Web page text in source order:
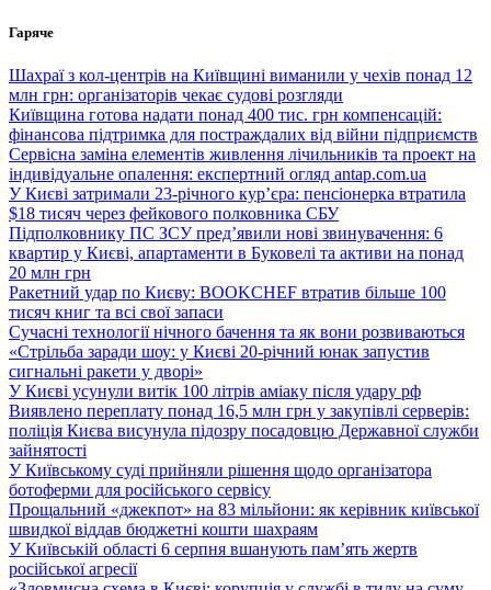
Перейти
вмісту
Гаряче
Шахраї з кол-центрів на Київщині виманили у чехів понад 12
млн грн: організаторів чекає судові розгляди
Київщина готова надати понад 400 тис. грн компенсацій:
фінансова підтримка для постраждалих від війни підприємств
Сервісна заміна елементів живлення лічильників та проект на
індивідуальне опалення: експертний огляд antap.com.ua
У Києві затримали 23-річного кур’єра: пенсіонерка втратила
$18 тисяч через фейкового полковника СБУ
Підполковнику ПС ЗСУ пред’явили нові звинувачення: 6
квартир у Києві, апартаменти в Буковелі та активи на понад
20 млн грн
Ракетний удар по Києву: BOOKCHEF втратив більше 100
тисяч книг та всі свої запаси
Сучасні технології нічного бачення та як вони розвиваються
«Стрільба заради шоу: у Києві 20-річний юнак запустив
сигнальні ракети у дворі»
У Києві усунули витік 100 літрів аміаку після удару рф
Виявлено переплату понад 16,5 млн грн у закупівлі серверів:
поліція Києва висунула підозру посадовцю Державної служби
зайнятості
У Київському суді прийняли рішення щодо організатора
ботоферми для російського сервісу
Прощальний «джекпот» на 83 мільйони: як керівник київської
швидкої віддав бюджетні кошти шахраям
У Київській області 6 серпня вшанують пам’ять жертв
російської агресії